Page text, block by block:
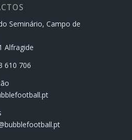
Seminário, Campo de
Alfragide
610 706